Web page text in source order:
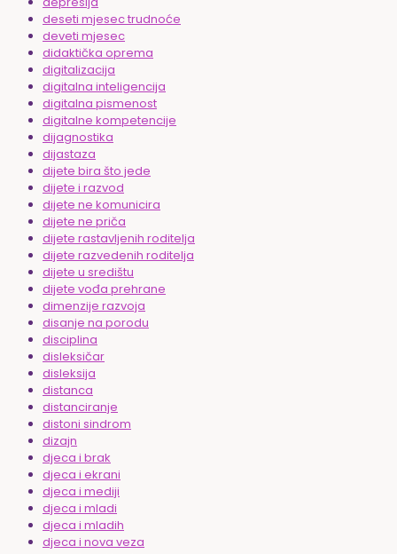
deseti mjesec trudnoće
deveti mjesec
didaktička oprema
digitalizacija
digitalna inteligencija
digitalna pismenost
digitalne kompetencije
dijagnostika
dijastaza
dijete bira što jede
dijete i razvod
dijete ne komunicira
dijete ne priča
dijete rastavljenih roditelja
dijete razvedenih roditelja
dijete u središtu
dijete vođa prehrane
dimenzije razvoja
disanje na porodu
disciplina
disleksičar
disleksija
distanca
distanciranje
distoni sindrom
dizajn
djeca i brak
djeca i ekrani
djeca i mediji
djeca i mladi
djeca i mladih
djeca i nova veza